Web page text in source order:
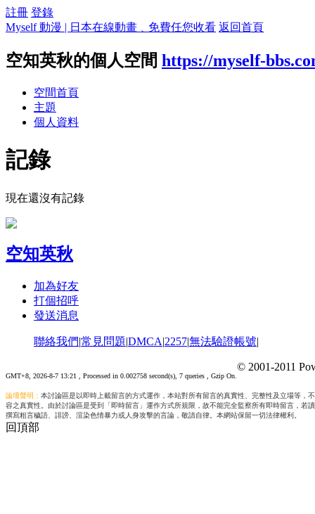
註冊 登錄
Myself 動漫 | 日本在線動畫﹑免費任您收看 返回首頁
空知英秋的個人空間 https://myself-
空間首頁
主題
個人資料
記錄
現在還沒有記錄
空知英秋
加為好友
打個招呼
發送消息
聯絡我們|常見問題|DMCA|2257|無法驗證帳號|
GMT+8, 2026-8-7 13:21 , Processed in 0.002758 second(s), 7 queries , Gzip On.
© 2001-2011
論壇聲明： 本討論區是以即時上載留言的方式運作，本站對所有留言的真實性、完整性及立場等
容之真實性。由於討論區是受到「即時留言」運作方式所規限，故不能完全監察所有即時留言，
撰寫粗言穢語、誹謗、渲染色情暴力或人身攻擊的言論，敬請自律。本網站保留一切法律權利。
回頂部